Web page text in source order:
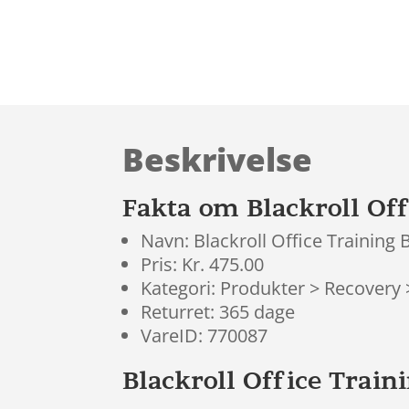
Beskrivelse
Fakta om Blackroll
Navn: Blackroll Office Training
Pris: Kr. 475.00
Kategori: Produkter > Recovery
Returret: 365 dage
VareID: 770087
Blackroll Office